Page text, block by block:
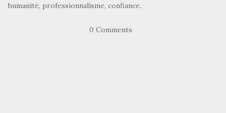
humanité, professionnalisme, confiance.
0 Comments